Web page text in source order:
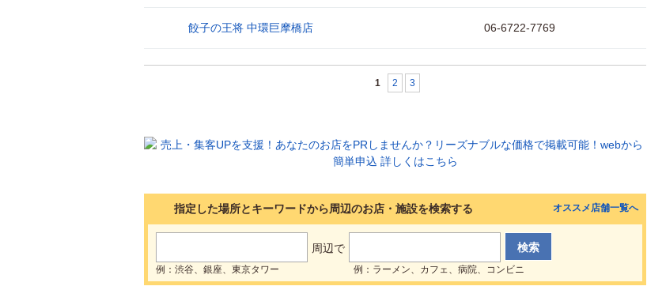
餃子の王将 中環巨摩橋店 06-6722-7769
1 2 3
指定した場所とキーワードから周辺のお店・施設を検索する
周辺で
例：渋谷、銀座、東京タワー 例：ラーメン、カフェ、病院、コンビニ
オススメ店舗一覧へ